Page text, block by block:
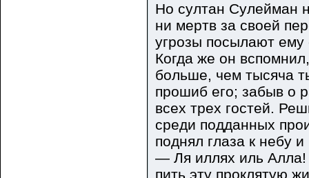
Но султан Сулейман
ни мертв за своей
угрозы посылают
Когда же он
больше, чем тысяча
прошиб его; забыв о
всех трех гостей.
среди подданных
поднял глаза к небу
— Ля иллях иль Алла!
пить эту проклятую